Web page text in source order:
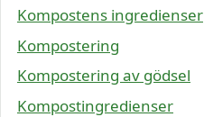
Kompostens ingredienser
Kompostering
Kompostering av gödsel
Kompostingredienser